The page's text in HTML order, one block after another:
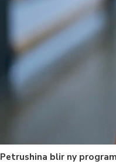
Petrushina blir ny